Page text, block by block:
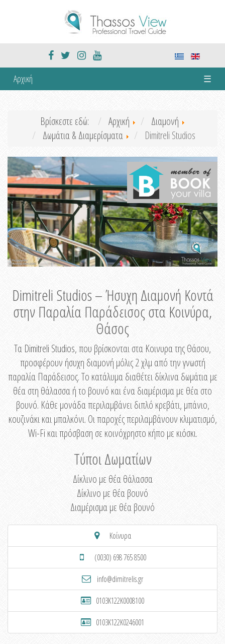
Αρχική ☰
Βρίσκεστε εδώ: Αρχική
Διαμονή
Δωμάτια & Διαμερίσματα
Dimitreli Studios
Dimitreli Studios – Ήσυχη Διαμονή Κοντά
στην Παραλία Παράδεισος στα Κοινύρα,
Θάσος
Τα Dimitreli Studios, που βρίσκονται στα Κοινυρα της Θάσου,
προσφέρουν ήσυχη διαμονή μόλις 2 χλμ από την γνωστή
παραλία Παράδεισος. Το κατάλυμα διαθέτει δίκλινα δωμάτια με
θέα στη θάλασσα ή το βουνό και ένα διαμέρισμα με θέα στο
βουνό. Κάθε μονάδα περιλαμβάνει διπλό κρεβάτι, μπάνιο,
κουζινάκι και μπαλκόνι. Οι παροχές περιλαμβάνουν κλιματισμό,
Wi-Fi και πρόσβαση σε κοινόχρηστο κήπο με κιόσκι.
Τύποι Δωματίων
Δίκλινο με θέα θάλασσα
Δίκλινο με θέα βουνό
Διαμέρισμα με θέα βουνό
Κοίνυρα
(0030) 698 765 8500
info@dimitrelis.gr
0103K122K0008100
0103K122K0246001